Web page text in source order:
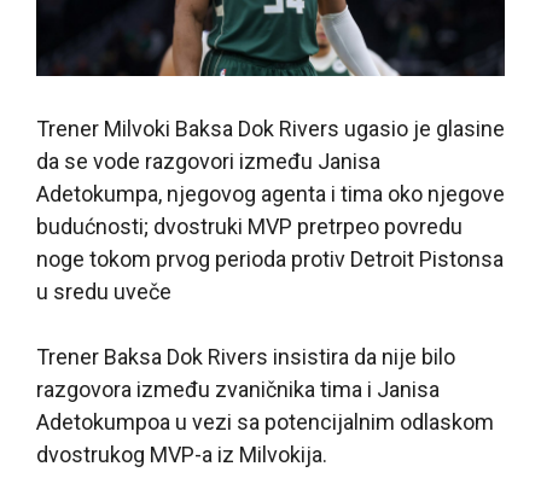
Trener Milvoki Baksa Dok Rivers ugasio je glasine
da se vode razgovori između Janisa
Adetokumpa, njegovog agenta i tima oko njegove
budućnosti; dvostruki MVP pretrpeo povredu
noge tokom prvog perioda protiv Detroit Pistonsa
u sredu uveče
Trener Baksa Dok Rivers insistira da nije bilo
razgovora između zvaničnika tima i Janisa
Adetokumpoa u vezi sa potencijalnim odlaskom
dvostrukog MVP-a iz Milvokija.